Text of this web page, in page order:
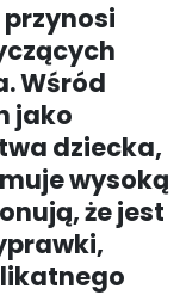
Wśród
jako
dziecka,
wysoką
że jest